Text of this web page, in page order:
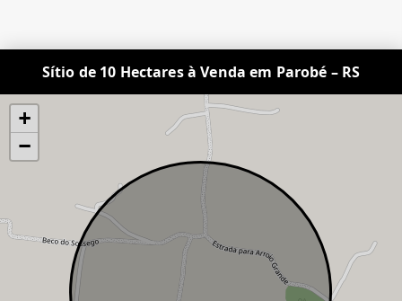
Sítio de 10 Hectares à Venda em Parobé – RS
+
−